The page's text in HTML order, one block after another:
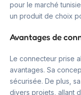
pour le marché
un produit de choix
Avantages de
Le connecteur prise
avantages. Sa
sécurisée. De plus,
divers projets, allant